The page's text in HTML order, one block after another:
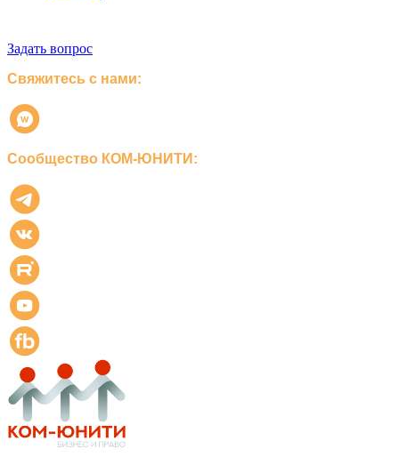
Задать вопрос
Свяжитесь с нами:
Сообщество КОМ-ЮНИТИ: